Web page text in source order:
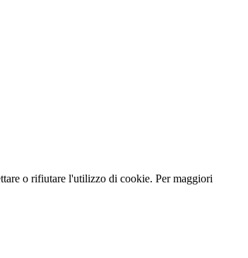
o rifiutare l'utilizzo di cookie. Per maggiori